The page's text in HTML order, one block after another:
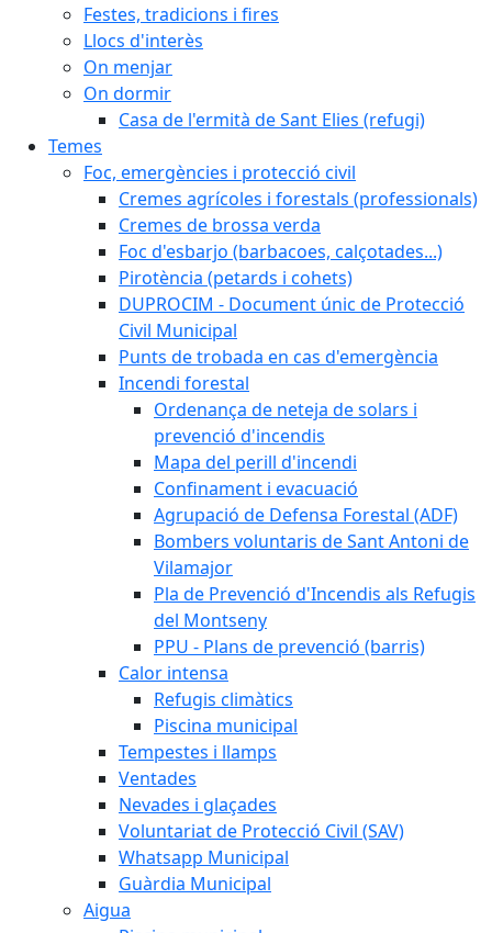
Festes, tradicions i fires
Llocs d'interès
On menjar
On dormir
Casa de l'ermità de Sant Elies (refugi)
Temes
Foc, emergències i protecció civil
Cremes agrícoles i forestals (professionals)
Cremes de brossa verda
Foc d'esbarjo (barbacoes, calçotades...)
Pirotència (petards i cohets)
DUPROCIM - Document únic de Protecció
Civil Municipal
Punts de trobada en cas d'emergència
Incendi forestal
Ordenança de neteja de solars i
prevenció d'incendis
Mapa del perill d'incendi
Confinament i evacuació
Agrupació de Defensa Forestal (ADF)
Bombers voluntaris de Sant Antoni de
Vilamajor
Pla de Prevenció d'Incendis als Refugis
del Montseny
PPU - Plans de prevenció (barris)
Calor intensa
Refugis climàtics
Piscina municipal
Tempestes i llamps
Ventades
Nevades i glaçades
Voluntariat de Protecció Civil (SAV)
Whatsapp Municipal
Guàrdia Municipal
Aigua